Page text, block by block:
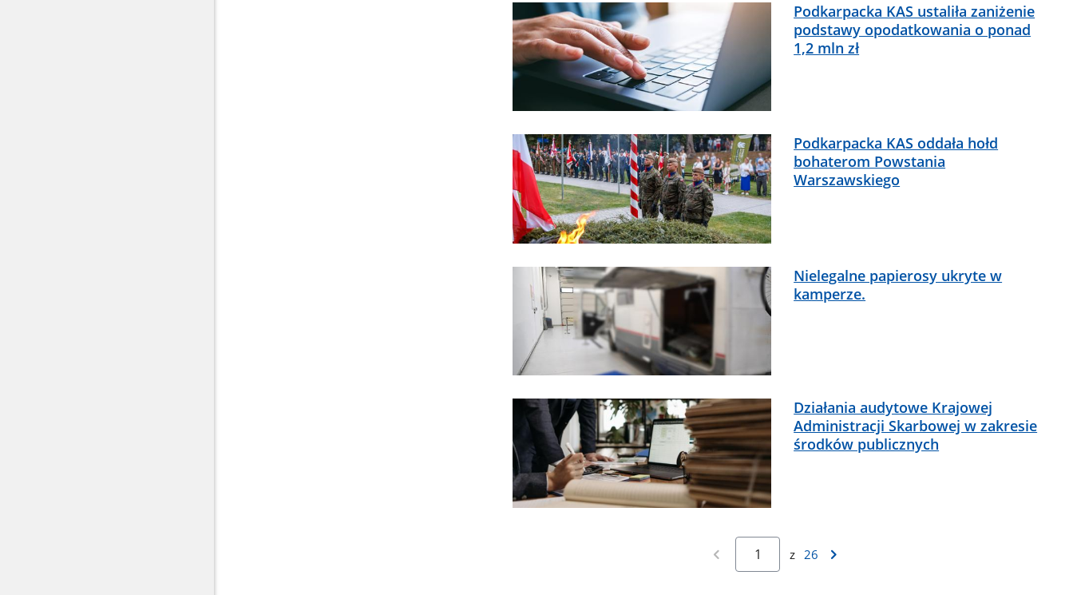
Podkarpacka KAS ustaliła zaniżenie
podstawy opodatkowania o ponad
1,2 mln zł
Podkarpacka KAS oddała hołd
bohaterom Powstania
Warszawskiego
Nielegalne papierosy ukryte w
kamperze.
Działania audytowe Krajowej
Administracji Skarbowej w zakresie
środków publicznych
z 26